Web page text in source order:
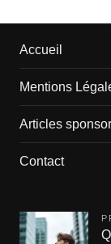
Accueil
Mentions
Articles
Contact